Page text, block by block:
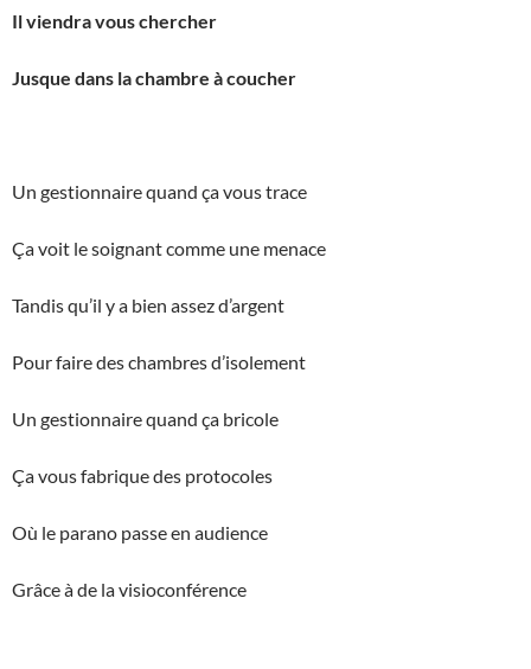
Il viendra vous chercher
Jusque dans la chambre à coucher
Un gestionnaire quand ça vous trace
Ça voit le soignant comme une menace
Tandis qu’il y a bien assez d’argent
Pour faire des chambres d’isolement
Un gestionnaire quand ça bricole
Ça vous fabrique des protocoles
Où le parano passe en audience
Grâce à de la visioconférence